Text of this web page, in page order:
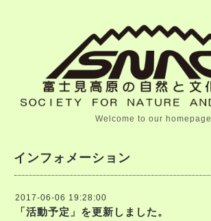
Welcome to our homepage
インフォメーション
2017-06-06 19:28:00
「活動予定」を更新しました。